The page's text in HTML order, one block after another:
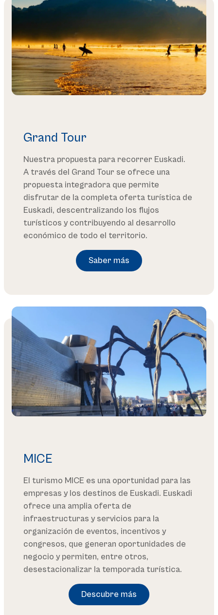
Grand Tour
Nuestra propuesta para recorrer Euskadi.
A través del Grand Tour se ofrece una
propuesta integradora que permite
disfrutar de la completa oferta turística de
Euskadi, descentralizando los flujos
turísticos y contribuyendo al desarrollo
económico de todo el territorio.
Saber más
MICE
El turismo MICE es una oportunidad para las
empresas y los destinos de Euskadi. Euskadi
ofrece una amplia oferta de
infraestructuras y servicios para la
organización de eventos, incentivos y
congresos, que generan oportunidades de
negocio y permiten, entre otros,
desestacionalizar la temporada turística.
Descubre más